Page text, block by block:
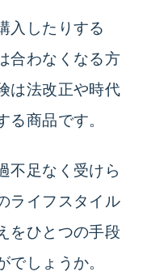
入したりする
合わなくなる方
は法改正や時代
商品です。
不足なく受けら
ライフスタイル
をひとつの手段
しょうか。